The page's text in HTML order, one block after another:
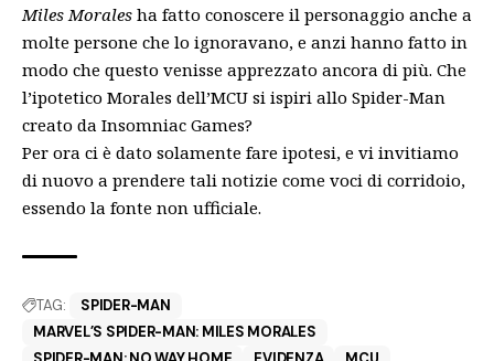
Miles Morales ha fatto conoscere il personaggio anche a
molte persone che lo ignoravano, e anzi hanno fatto in
modo che questo venisse apprezzato ancora di più. Che
l’ipotetico Morales dell’MCU si ispiri allo Spider-Man
creato da Insomniac Games?
Per ora ci è dato solamente fare ipotesi, e vi invitiamo
di nuovo a prendere tali notizie come voci di corridoio,
essendo la fonte non ufficiale.
TAG:
SPIDER-MAN
MARVEL’S SPIDER-MAN: MILES MORALES